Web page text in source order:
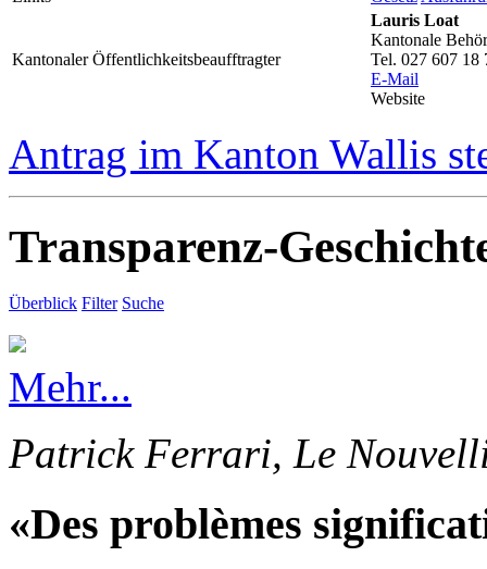
Kantonaler Öffentlichkeitsbeaufftragter
Lauris Loat
Kantonale
Tel. 027 607 18
E-Mail
Website
Antrag im Kanton Wallis
Transparenz-
Überblick Filter Suche
Mehr...
Patrick Ferrari, Le
«Des problèmes